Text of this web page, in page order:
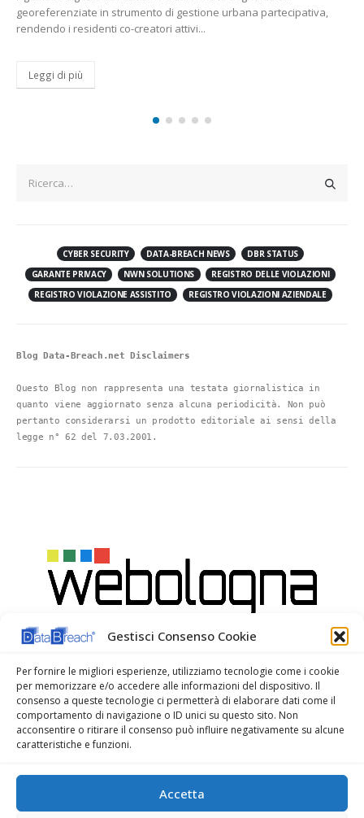
Gestisci Consenso Cookie
Per fornire le migliori esperienze, utilizziamo tecnologie come i cookie
per memorizzare e/o accedere alle informazioni del dispositivo. Il
consenso a queste tecnologie ci permetterà di elaborare dati come il
comportamento di navigazione o ID unici su questo sito. Non
acconsentire o ritirare il consenso può influire negativamente su alcune
caratteristiche e funzioni.
Accetta
L’intelligenza artificiale rivoluziona l’archeologia con il progetto AI
Archeo-HUB, che nasce in Sardegna come laboratorio
Leggi di più
CYBER SECURITY DATA-BREACH NEWS
DBR STATUS
GARANTE PRIVACY
NWN SOLUTIONS
REGISTRO DELLE VIOLAZIONI
Questo Blog non rappresenta una testata giornalistica in
quanto viene aggiornato senza alcuna periodicità. Non può
pertanto considerarsi un prodotto editoriale ai sensi della
WeBologna Web Agency